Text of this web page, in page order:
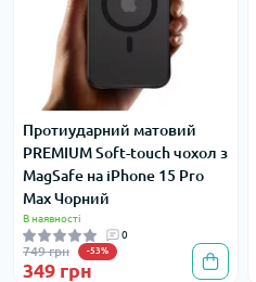
Протиударний матовий
PREMIUM Soft-touch чохол з
MagSafe на iPhone 15 Pro
Max Чорний
В наявності
0
749 грн -53%
349 грн